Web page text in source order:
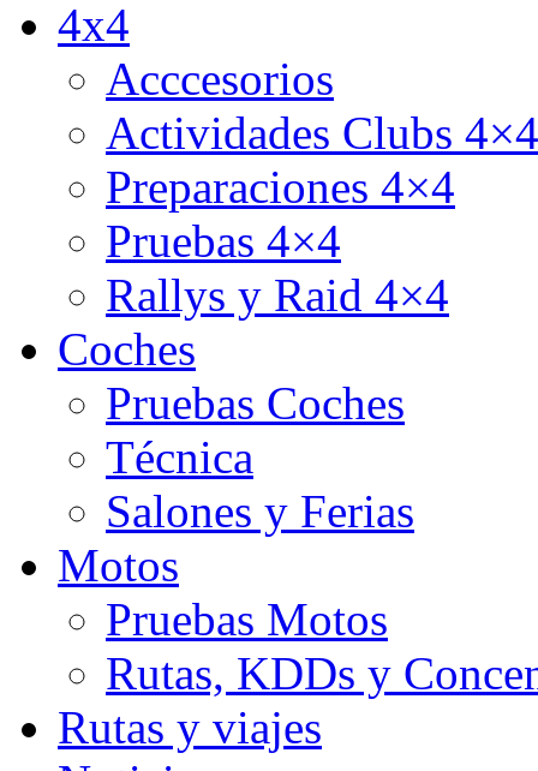
4x4
Acccesorios
Actividades Clubs 4×4
Preparaciones 4×4
Pruebas 4×4
Rallys y Raid 4×4
Coches
Pruebas Coches
Técnica
Salones y Ferias
Motos
Pruebas Motos
Rutas, KDDs y
Rutas y viajes